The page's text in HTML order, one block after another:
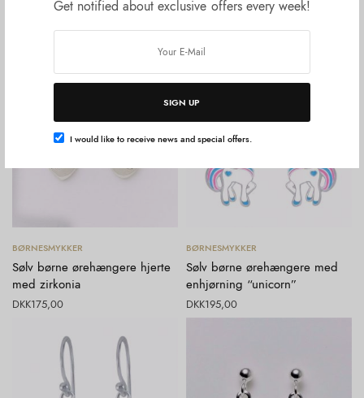
Get notified about exclusive offers every week!
SIGN UP
I would like to receive news and special offers.
Sølv børne ørehænger med
Sølv børne ørehængere hjerte
med zirkonia
DKK
Tilføj til kurv
BØRNESMYKKER
Sølv børne ørehængere hjerte
med zirkonia
DKK175,00
Tilføj til kurv
BØRNESMYKKER
Sølv børne ørehængere med
enhjørning “unicorn”
DKK195,00